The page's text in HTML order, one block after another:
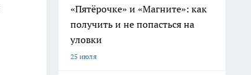
«Пятёрочке» и «Магните»: как
получить и не попасться на
уловки
25 июля